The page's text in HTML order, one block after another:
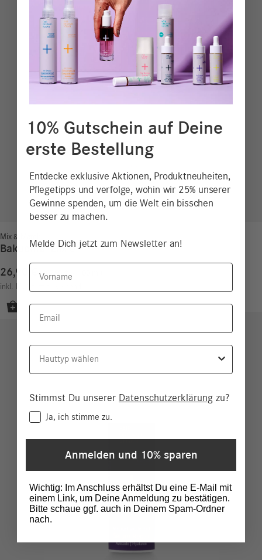
Mix & Match
Bakuchiol Elixier
26,90
107,60€/
inkl. MwSt.
10% Gutschein auf Deine
erste Bestellung
Entdecke exklusive Aktionen, Produktneuheiten,
Pflegetipps und verfolge, wohin wir 25% unserer
Gewinne spenden, um die Welt ein bisschen
besser zu machen.
Melde Dich jetzt zum Newsletter an!
Vorname
Email
Hauttyp
Stimmst Du unserer Datenschutzerklärung zu?
ConsentJa, ich stimme zu.
Anmelden und 10% sparen
Wichtig: Im Anschluss erhältst Du eine E-Mail mit
einem Link, um Deine Anmeldung zu bestätigen.
Bitte schaue ggf. auch in Deinem Spam-Ordner
nach.